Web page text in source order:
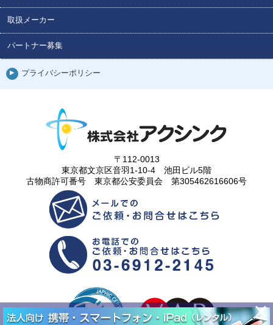
取扱メーカー
パートナー募集
プライバシーポリシー
〒112-0013
東京都文京区音羽1-10-4 池田ビル5階
古物商許可番号 東京都公安委員会 第305462616606号